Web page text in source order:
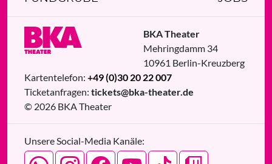
BKA Theater
Mehringdamm 34
10961 Berlin-Kreuzberg
Kartentelefon: +49 (0)30 20 22 007
Ticketanfragen: tickets@bka-theater.de
© 2026 BKA Theater
Unsere Social-Media Kanäle: